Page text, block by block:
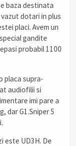
baza destinata
dotari in plus
placi. Avem un
gandite
probabil 1100
placa supra-
audiofilii si
imi pare a
dar G1.Sniper 5
este UD3H. De